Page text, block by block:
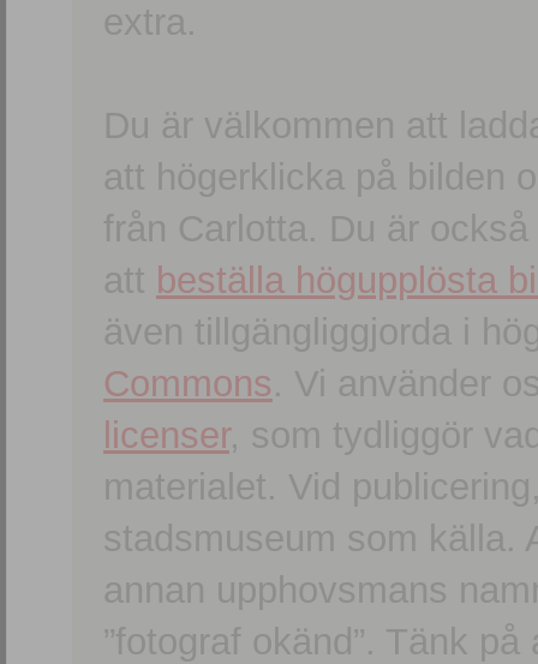
extra.
Du är välkommen att
att högerklicka på bilden
från Carlotta. Du är
att beställa högupplösta
även tillgängliggjorda i
Commons. Vi använder
licenser, som tydliggör
materialet. Vid
stadsmuseum som källa.
annan upphovsmans
”fotograf okänd”. Tänk